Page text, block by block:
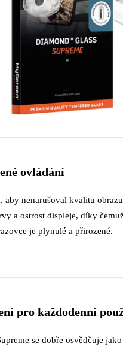
ovládání
aby nenarušoval kvalitu
a ostrost displeje, díky
je plynulé a přirozené.
pro každodenní
se dobře osvědčuje